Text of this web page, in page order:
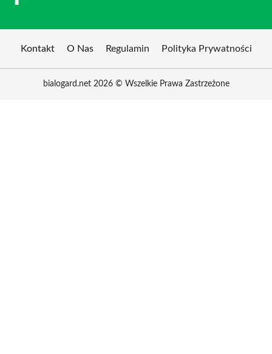
Kontakt O Nas Regulamin Polityka Prywatności
bialogard.net 2026 © Wszelkie Prawa Zastrzeżone